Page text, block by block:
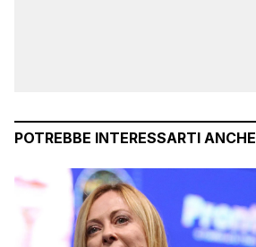
POTREBBE INTERESSARTI ANCHE